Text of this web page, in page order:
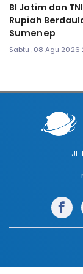
BI Jatim dan
Rupiah
Sumenep
Sabtu, 08 Agu 2026
Jl.